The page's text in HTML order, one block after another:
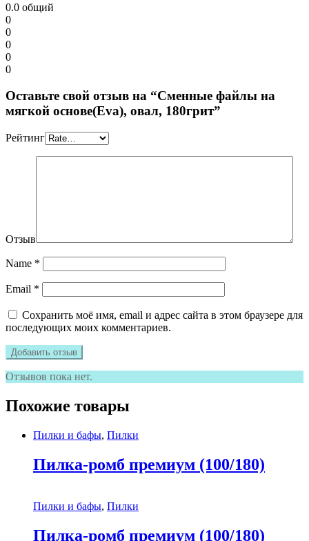
0.0 общий
0
0
0
0
0
Оставьте свой отзыв на “Сменные файлы на
мягкой основе(Eva), овал, 180грит”
Рейтинг
Отзыв
Name *
Email *
Сохранить моё имя, email и адрес сайта в этом браузере для
последующих моих комментариев.
Отзывов пока нет.
Похожие товары
Пилки и бафы, Пилки
Пилка-ромб премиум (100/180)
Пилки и бафы, Пилки
Пилка-ромб премиум (100/180)